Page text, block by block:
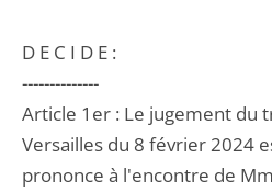
D E C I D E :
--------------
Article 1er : Le jugement du
Versailles du 8 février 2024
prononce à l'encontre de